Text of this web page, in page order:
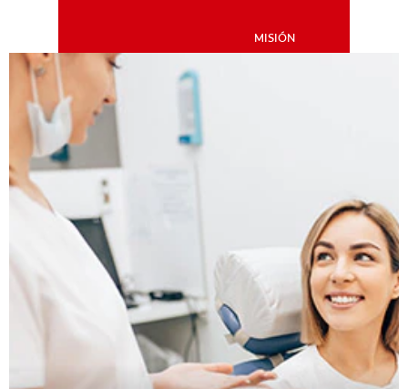
PARA PROFESIONALES
AR (ES)
SUSCRIBITE
MISIÓN
CHEQUEO DE SALUD BUCAL
CORRESPONDENCIA DE PRODUCTOS